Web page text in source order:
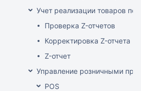
Учет реализации товаров по
Проверка Z-отчетов
Корректировка Z-отчета
Z-отчет
Управление розничными
POS